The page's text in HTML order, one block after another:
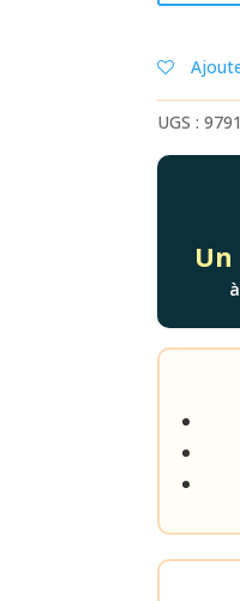
PÉPIN
OLIVIA
-
TOME
1
RIEN
DU
UGS :